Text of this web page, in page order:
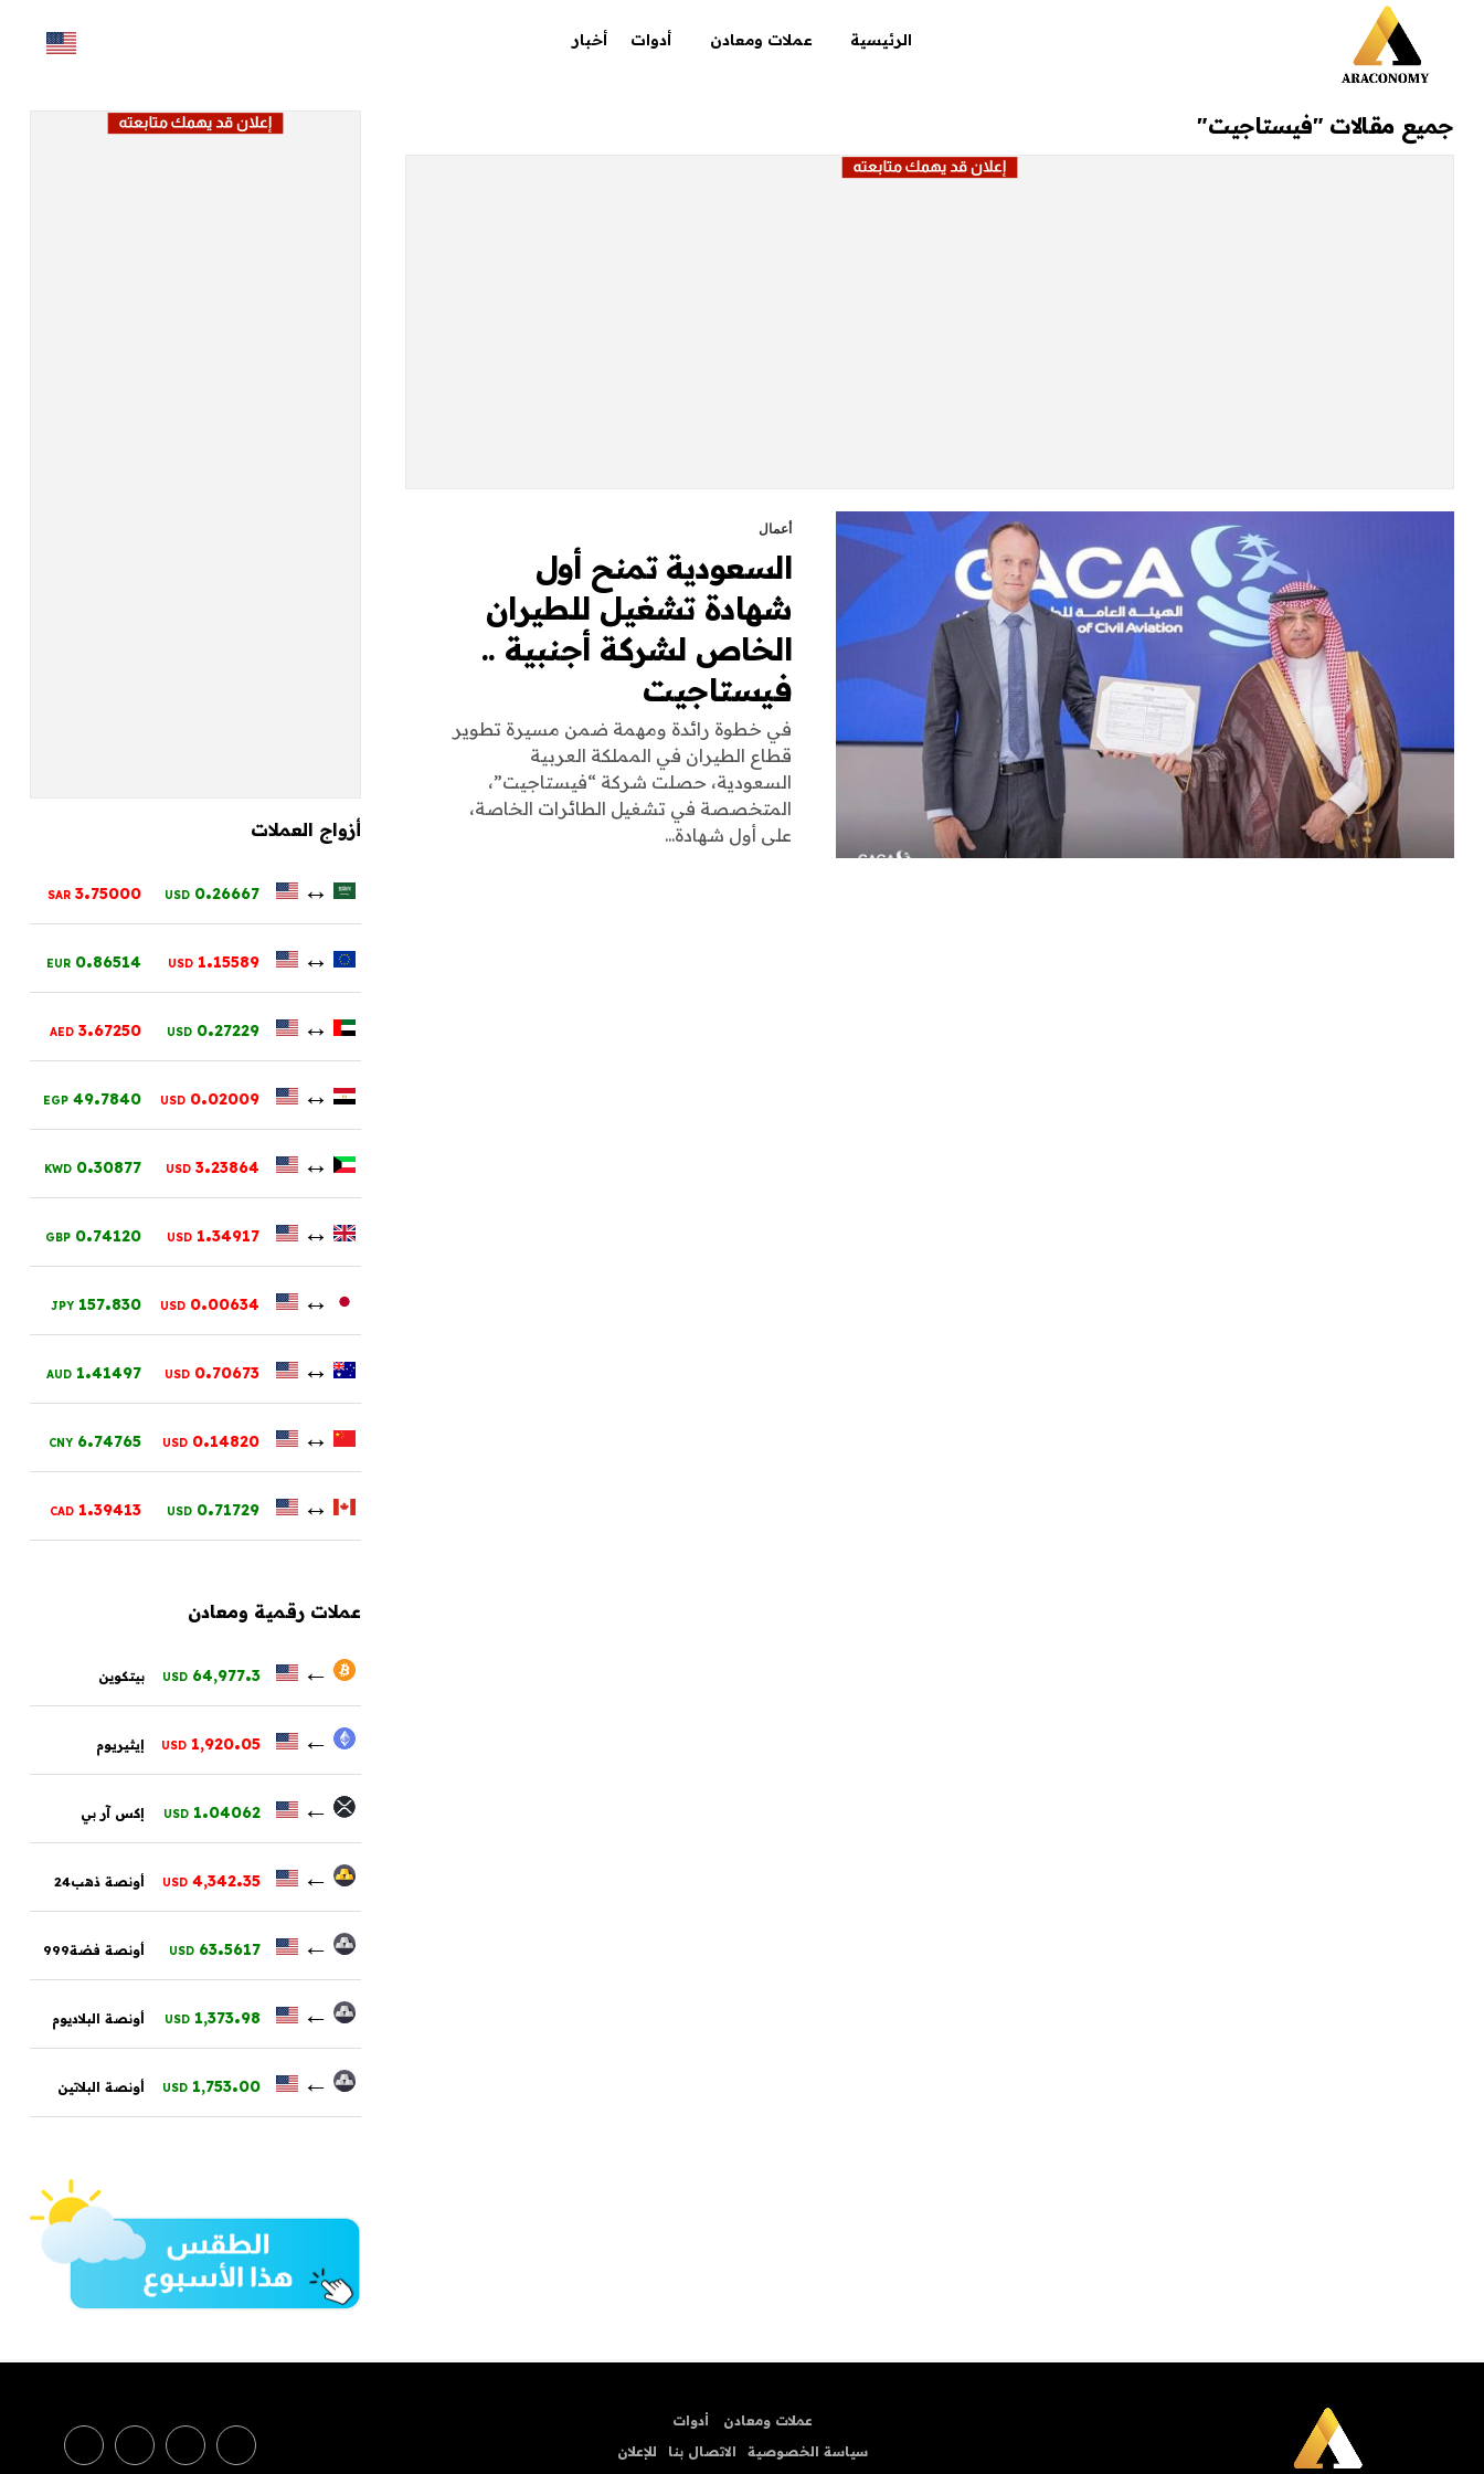
الرئيسية عملات ومعادن أدوات أخبار
جميع مقالات "فيستاجيت"
أعمال
السعودية تمنح أول
شهادة تشغيل للطيران
الخاص لشركة أجنبية ..
فيستاجيت
في خطوة رائدة ومهمة ضمن مسيرة تطوير
قطاع الطيران في المملكة العربية
السعودية، حصلت شركة “فيستاجيت”،
المتخصصة في تشغيل الطائرات الخاصة،
على أول شهادة...
أزواج العملات
↔
0.26667
USD
3.75000
SAR
↔
1.15589
USD
0.86514
EUR
↔
0.27229
USD
3.67250
AED
↔
0.02009
USD
49.7840
EGP
↔
3.23864
USD
0.30877
KWD
↔
1.34917
USD
0.74120
GBP
↔
0.00634
USD
157.830
JPY
↔
0.70673
USD
1.41497
AUD
↔
0.14820
USD
6.74765
CNY
↔
0.71729
USD
1.39413
CAD
عملات رقمية ومعادن
←
64,977.3
USD بيتكوين
←
1,920.05
USD إيثيريوم
←
1.04062
USD إكس آر بي
←
4,342.35
USD أونصة ذهب24
←
63.5617
USD أونصة فضة999
←
1,373.98
USD أونصة البلاديوم
←
1,753.00
USD أونصة البلاتين
عملات ومعادن
أدوات
سياسة الخصوصية
الاتصال بنا للإعلان